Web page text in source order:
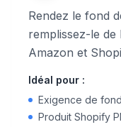
Rendez le fond
remplissez-le
Amazon et
Idéal pour :
Exigence de
Produit Shopify